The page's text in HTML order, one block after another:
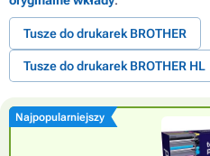
Tusze do drukarek BROTHER
Tusze do drukarek BROTHER HL
Najpopularniejszy